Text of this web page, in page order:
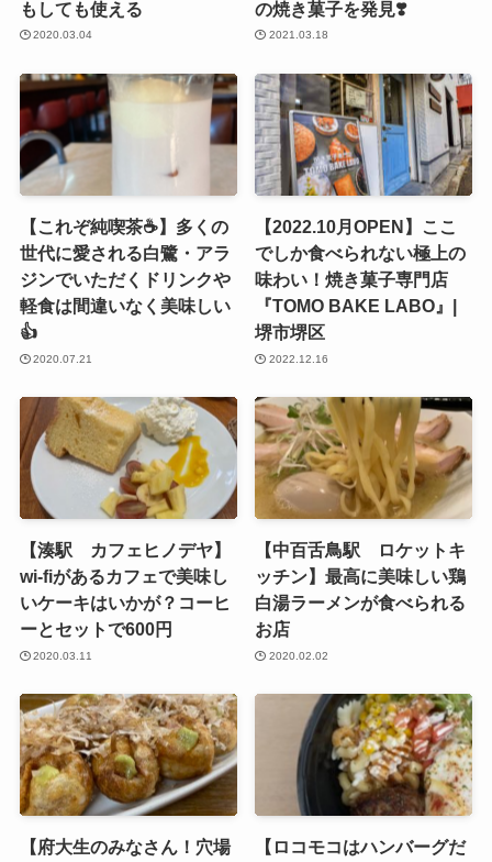
もしても使える
2020.03.04
の焼き菓子を発見❣️
2021.03.18
【これぞ純喫茶☕️】多くの
世代に愛される白鷺・アラ
ジンでいただくドリンクや
軽食は間違いなく美味しい
👍
2020.07.21
【2022.10月OPEN】ここ
でしか食べられない極上の
味わい！焼き菓子専門店
『TOMO BAKE LABO』|
堺市堺区
2022.12.16
【湊駅 カフェヒノデヤ】
wi-fiがあるカフェで美味し
いケーキはいかが？コーヒ
ーとセットで600円
2020.03.11
【中百舌鳥駅 ロケットキ
ッチン】最高に美味しい鶏
白湯ラーメンが食べられる
お店
2020.02.02
【府大生のみなさん！穴場
【ロコモコはハンバーグだ